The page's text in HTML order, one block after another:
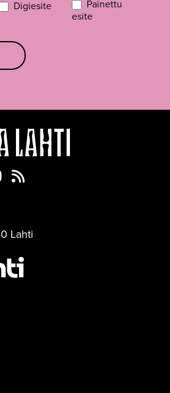
Digiesite
Painettu
esite
Instagramissa
Lahti Twitterissä
Lahti YouTubessa
Sinfonia Lahti RSS-feed
Lahti